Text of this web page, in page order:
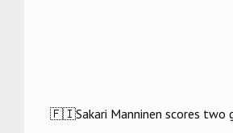
🇫🇮Sakari Manninen scores two